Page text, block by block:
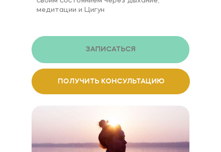
медитации и Цигун
ЗАПИСАТЬСЯ
ПОЛУЧИТЬ КОНСУЛЬТАЦИЮ